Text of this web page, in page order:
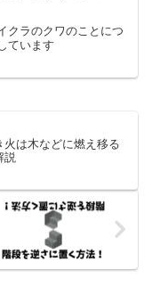
クラのクワのことにつ
ています
火は木などに燃え移る
説